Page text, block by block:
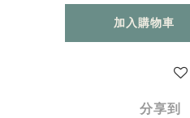
加入購物車
分享到